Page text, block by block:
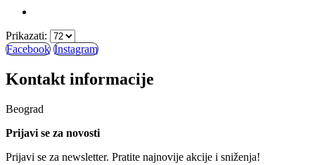
Prikazati:
Facebook Instagram
Kontakt informacije
Beograd
Prijavi se za novosti
Prijavi se za newsletter. Pratite najnovije akcije i sniženja!